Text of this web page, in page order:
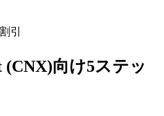
引
向け5ステッ